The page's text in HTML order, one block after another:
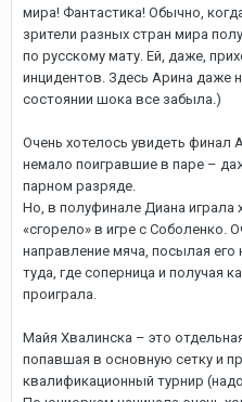
мира! Фантастика! Обычно,
зрители разных стран мира
по русскому мату. Ей, даже,
инцидентов. Здесь Арина даже
состоянии шока все забыла.)
Очень хотелось увидеть финал
немало поигравшие в паре –
парном разряде.
Но, в полуфинале Диана
«сгорело» в игре с Соболенко.
направление мяча, посылая его
туда, где соперница и получая
проиграла.
Майя Хвалинска – это
попавшая в основную сетку и
квалификационный турнир